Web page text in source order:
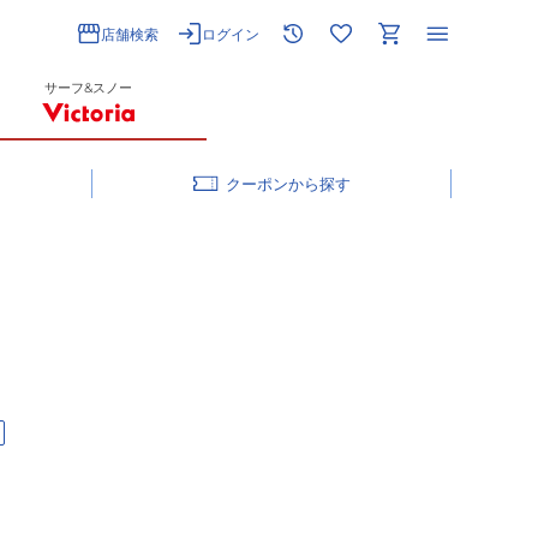
店舗検索 ログイン
サーフ&スノー
クーポン